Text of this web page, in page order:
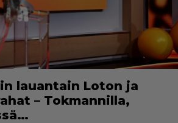
lauantain Loton ja
– Tokmannilla,